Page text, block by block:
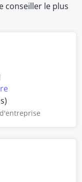
conseiller le plus